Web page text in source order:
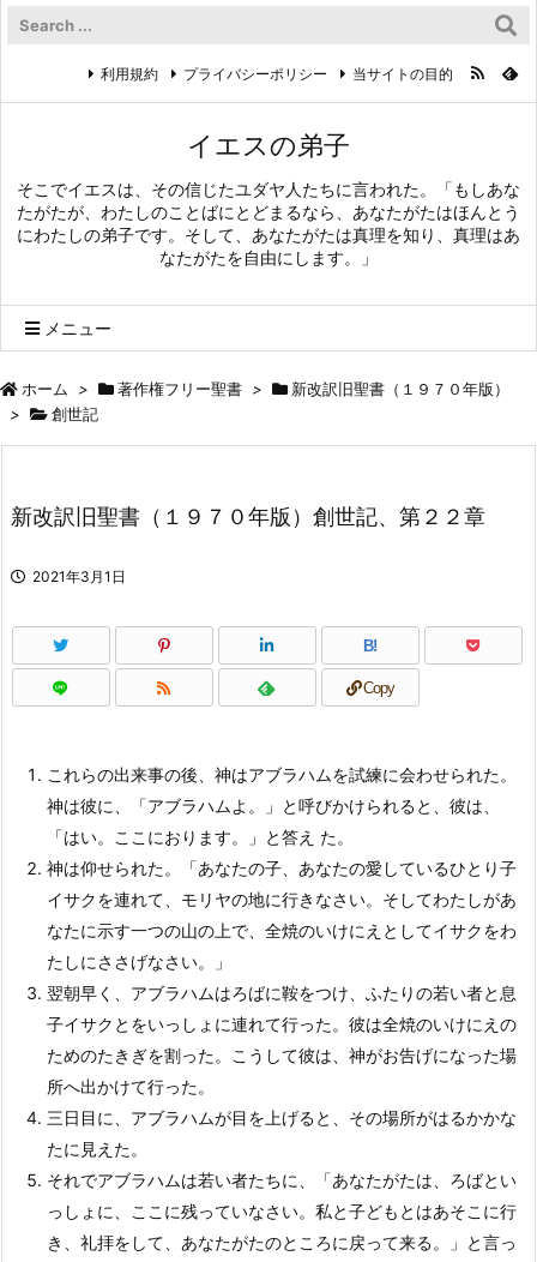
イエスの弟子
そこでイエスは、その信じたユダヤ人たちに言われた。「もしあな
たがたが、わたしのことばにとどまるなら、あなたがたはほんとう
にわたしの弟子です。そして、あなたがたは真理を知り、真理はあ
なたがたを自由にします。」
メニュー
利用規約 プライバシーポリシー 当サイトの目的
ホーム > 著作権フリー聖書 >
新改訳旧聖書（１９７０年版）
>
創世記
新改訳旧聖書（１９７０年版）創世記、第２２章
2021年3月1日
B!
Copy
これらの出来事の後、神はアブラハムを試練に会わせられた。
神は彼に、「アブラハムよ。」と呼びかけられると、彼は、
「はい。ここにおります。」と答え た。
神は仰せられた。「あなたの子、あなたの愛しているひとり子
イサクを連れて、モリヤの地に行きなさい。そしてわたしがあ
なたに示す一つの山の上で、全焼のいけにえとしてイサクをわ
たしにささげなさい。」
翌朝早く、アブラハムはろばに鞍をつけ、ふたりの若い者と息
子イサクとをいっしょに連れて行った。彼は全焼のいけにえの
ためのたきぎを割った。こうして彼は、神がお告げになった場
所へ出かけて行った。
三日目に、アブラハムが目を上げると、その場所がはるかかな
たに見えた。
それでアブラハムは若い者たちに、「あなたがたは、ろばとい
っしょに、ここに残っていなさい。私と子どもとはあそこに行
き、礼拝をして、あなたがたのところに戻って来る。」と言っ